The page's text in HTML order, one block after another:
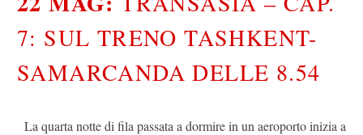
7: SUL TRENO TASHKENT-
SAMARCANDA DELLE 8.54
La quarta notte di fila passata a dormire in un aeroporto inizia a